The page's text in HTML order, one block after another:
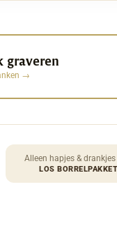
graveren
→
Alleen hapjes &
LOS BORRELPAKKET